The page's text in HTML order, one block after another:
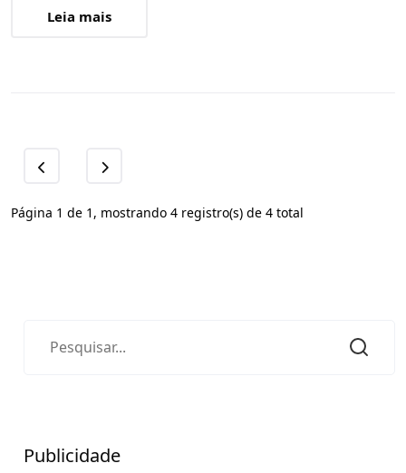
Leia mais
Página 1 de 1, mostrando 4 registro(s) de 4 total
Publicidade